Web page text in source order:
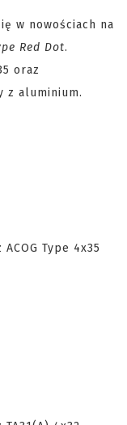
w nowościach na
Red Dot.
oraz
z aluminium.
Type 4x35